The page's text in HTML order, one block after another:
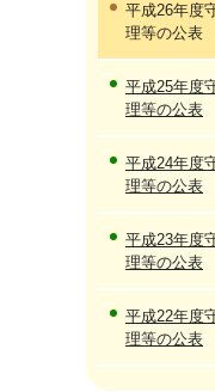
平成26年度
理等の公表
平成25年度
理等の公表
平成24年度
理等の公表
平成23年度
理等の公表
平成22年度
理等の公表